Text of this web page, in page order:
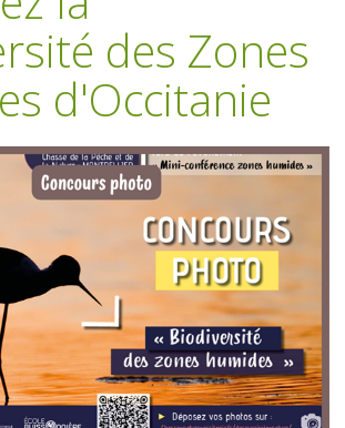
des Zones
d'Occitanie